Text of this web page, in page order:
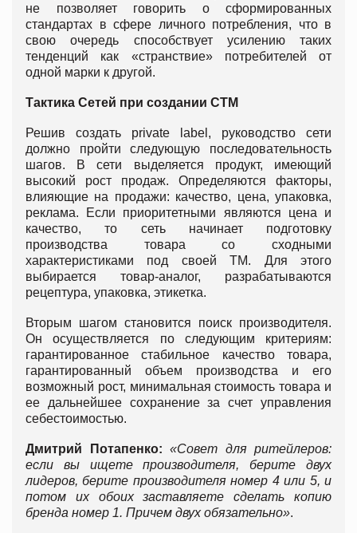
не позволяет говорить о сформированных
стандартах в сфере личного потребления, что в
свою очередь способствует усилению таких
тенденций как «странствие» потребителей от
одной марки к другой.
Тактика Сетей при создании СТМ
Решив создать private label, руководство сети
должно пройти следующую последовательность
шагов. В сети выделяется продукт, имеющий
высокий рост продаж. Определяются факторы,
влияющие на продажи: качество, цена, упаковка,
реклама. Если приоритетными являются цена и
качество, то сеть начинает подготовку
производства товара со сходными
характеристиками под своей ТМ. Для этого
выбирается товар-аналог, разрабатываются
рецептура, упаковка, этикетка.
Вторым шагом становится поиск производителя.
Он осуществляется по следующим критериям:
гарантированное стабильное качество товара,
гарантированный объем производства и его
возможный рост, минимальная стоимость товара и
ее дальнейшее сохранение за счет управления
себестоимостью.
Дмитрий Потапенко: «Совет для ритейлеров:
если вы ищете производителя, берите двух
лидеров, берите производителя номер 4 или 5, и
потом их обоих заставляете сделать копию
бренда номер 1. Причем двух обязательно».